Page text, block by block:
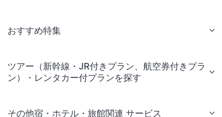
おすすめ特集
ツアー（新幹線・JR付きプラン、航空券付きプラ
ン）・レンタカー付プランを探す
その他宿・ホテル・旅館関連 サービス